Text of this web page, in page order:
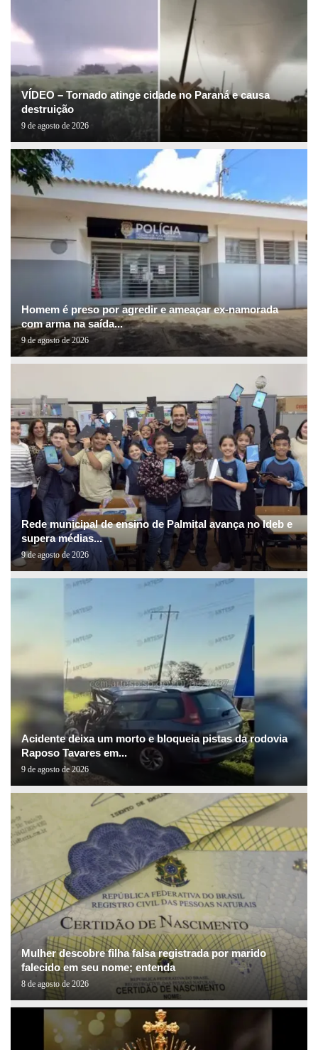
VÍDEO – Tornado atinge cidade no Paraná e causa
destruição
9 de agosto de 2026
Homem é preso por agredir e ameaçar ex-namorada
com arma na saída...
9 de agosto de 2026
Rede municipal de ensino de Palmital avança no Ideb e
supera médias...
9 de agosto de 2026
Acidente deixa um morto e bloqueia pistas da rodovia
Raposo Tavares em...
9 de agosto de 2026
Mulher descobre filha falsa registrada por marido
falecido em seu nome; entenda
8 de agosto de 2026